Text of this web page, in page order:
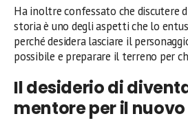
Ha inoltre confessato che discutere
storia è uno degli aspetti che lo
perché desidera lasciare il
possibile e preparare il terreno per
Il desiderio di
mentore per il